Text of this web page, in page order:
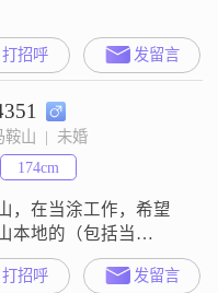
打招呼 发留言
鞍山  |  未婚
174cm
，在当涂工作，希望
本地的（包括当
的多好看，但求人品
稳定的女朋友。
打招呼 发留言